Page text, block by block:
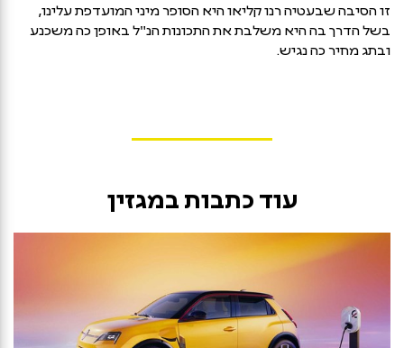
זו הסיבה שבעטיה רנו קליאו היא הסופר מיני המועדפת עלינו,
בשל הדרך בה היא משלבת את התכונות הנ"ל באופן כה משכנע
ובתג מחיר כה נגיש.
עוד כתבות במגזין